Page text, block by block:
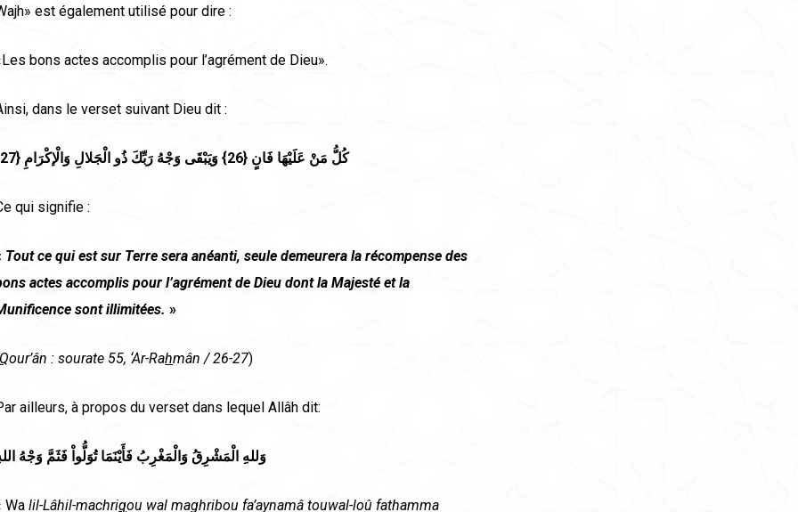
jh» est également utilisé pour dire :
bons actes accomplis pour l’agrément de Dieu».
dans le verset suivant Dieu dit :
كُلُّ مَنْ عَلَيْهَا فَانٍ {26} وَيَبْقَى وَجْهُ رَبِّكَ ذُو الْجَلالِ وَالْإكْرَامِ {27}
qui signifie :
Tout ce qui est sur Terre sera anéanti, seule demeurera la récompense des
actes accomplis pour l’agrément de Dieu dont la Majesté et la
sont illimitées.»
Qour’ân : sourate 55, ‘Ar-Rahmân / 26-27)
ailleurs, à propos du verset dans lequel Allâh dit:
وَللهِ الْمَشْرِقُ وَالْمَغْرِبُ فَأَيْنَمَا تُوَلُّواْ فَثَمَّ وَجْهُ
Walil-Lâhil-machriqou wal maghribou fa’aynamâtouwal-loû fathamma